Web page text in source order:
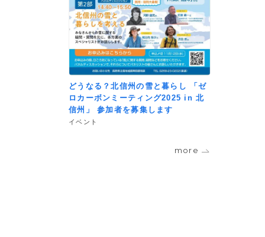
どうなる？北信州の雪と暮らし 「ゼ
ロカーボンミーティング2025 in 北
信州」 参加者を募集します
イベント
more